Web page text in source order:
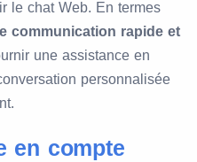
le chat Web. En termes
communication rapide et
une assistance en
personnalisée
en compte